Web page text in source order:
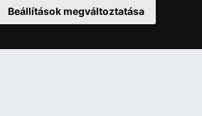
Beállítások megváltoztatása